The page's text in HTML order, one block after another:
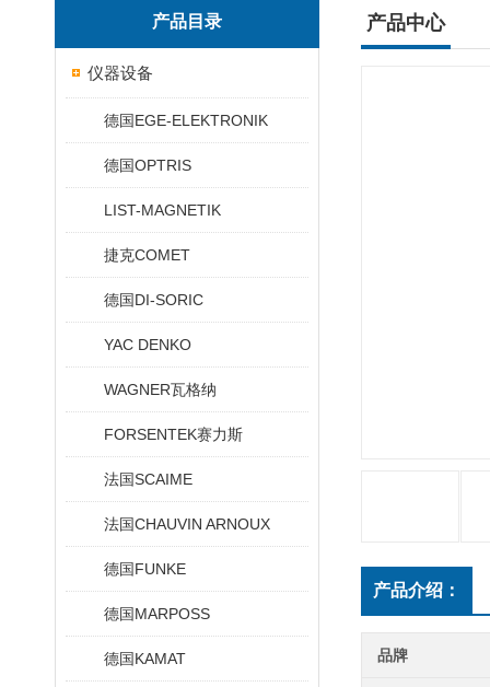
产品目录
仪器设备
德国EGE-ELEKTRONIK
德国OPTRIS
LIST-MAGNETIK
捷克COMET
德国DI-SORIC
YAC DENKO
WAGNER瓦格纳
FORSENTEK赛力斯
法国SCAIME
法国CHAUVIN ARNOUX
德国FUNKE
德国MARPOSS
德国KAMAT
产品中心
产品介绍：
品牌